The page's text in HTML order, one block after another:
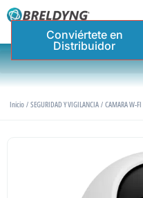
Conviértete en
Distribuidor
Inicio / SEGURIDAD Y VIGILANCIA / CAMARA W-FI